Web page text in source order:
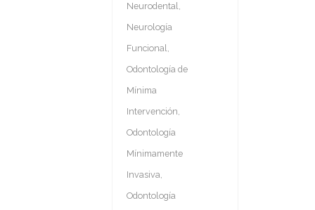
Neurodental,
Neurología
Funcional,
Odontología de
Mínima
Intervención,
Odontología
Mínimamente
Invasiva,
Odontología